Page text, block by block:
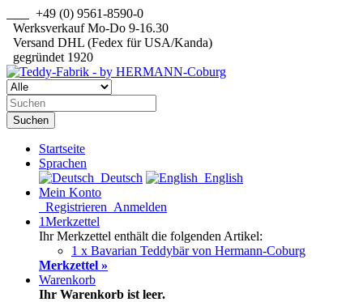
+49 (0) 9561-8590-0
Werksverkauf Mo-Do 9-16.30
Versand DHL (Fedex für USA/Kanda)
gegründet 1920
Suchen
Startseite
Sprachen
Deutsch
English
Mein Konto
Registrieren Anmelden
1Merkzettel
Ihr Merkzettel enthält die folgenden Artikel:
1 x Bavarian Teddybär von Hermann-Coburg
Merkzettel »
Warenkorb
Ihr Warenkorb ist leer.